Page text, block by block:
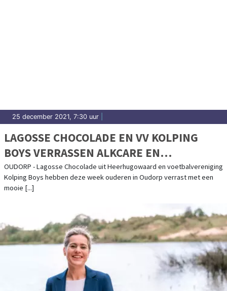
25 december 2021, 7:30 uur
LAGOSSE CHOCOLADE EN VV KOLPING
BOYS VERRASSEN ALKCARE EN
MAGENTAZORG BEWONERS
OUDORP - Lagosse Chocolade uit Heerhugowaard en voetbalvereniging
Kolping Boys hebben deze week ouderen in Oudorp verrast met een
mooie [...]